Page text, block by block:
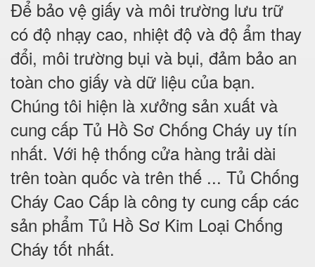
Để bảo vệ giấy và môi trường lưu trữ
có độ nhạy cao, nhiệt độ và độ ẩm thay
đổi, môi trường bụi và bụi, đảm bảo an
toàn cho giấy và dữ liệu của bạn.
Chúng tôi hiện là xưởng sản xuất và
cung cấp Tủ Hồ Sơ Chống Cháy uy tín
nhất. Với hệ thống cửa hàng trải dài
trên toàn quốc và trên thế ... Tủ Chống
Cháy Cao Cấp là công ty cung cấp các
sản phẩm Tủ Hồ Sơ Kim Loại Chống
Cháy tốt nhất.